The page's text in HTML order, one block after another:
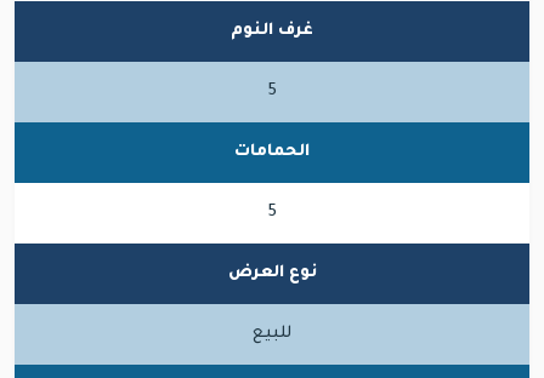
غرف النوم
5
الحمامات
5
نوع العرض
للبيع